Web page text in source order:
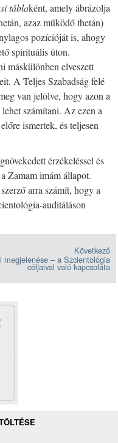
táblaként, amely ábrázolja
azaz működő thetán)
pozícióját is, ahogy
spirituális úton.
máskülönben elveszett
A Teljes Szabadság felé
van jelölve, hogy azon a
számítani. Az ezen a
ismertek, és teljesen
érzékeléssel és
Zamam imám állapot.
arra számít, hogy a
auditáláson
Következő
– a Szcientológia
céljaival való kapcsolata